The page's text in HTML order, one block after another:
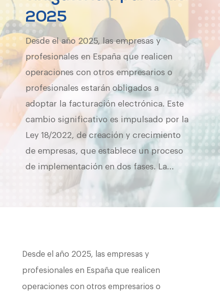
2025
Desde el año 2025, las empresas y
profesionales en España que realicen
operaciones con otros empresarios o
profesionales estarán obligados a
adoptar la facturación electrónica. Este
cambio significativo es impulsado por la
Ley 18/2022, de creación y crecimiento
de empresas, que establece un proceso
de implementación en dos fases. La…
Desde el año 2025, las empresas y
profesionales en España que realicen
operaciones con otros empresarios o